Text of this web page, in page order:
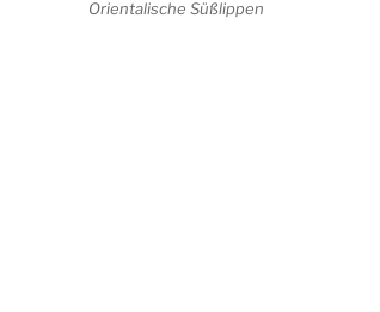
Orientalische Süßlippen